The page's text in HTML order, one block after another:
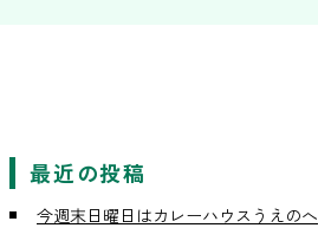
最近の投稿
今週末日曜日はカレーハウスうえのへ